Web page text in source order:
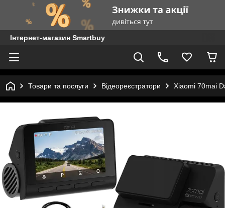
Інтернет-магазин Smartbuy
Товари та послуги Відеореєстратори Xiaomi 70mai